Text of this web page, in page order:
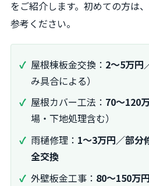
をご紹介します。初めての方は
参考ください。
屋根棟板金交換： 2～5万円
み具合による）
屋根カバー工法： 70～120
場・下地処理含む）
雨樋修理： 1～3万円／部分
全交換
外壁板金工事： 80～150万